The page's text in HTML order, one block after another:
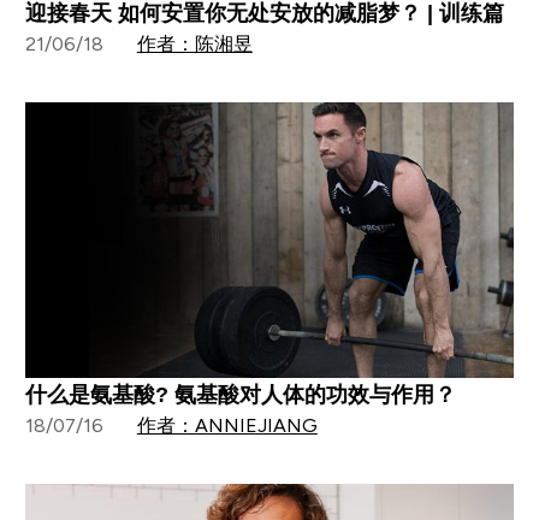
迎接春天 如何安置你无处安放的减脂梦？ | 训练篇
21/06/18 作者：陈湘昱
什么是氨基酸? 氨基酸对人体的功效与作用？
18/07/16 作者：ANNIEJIANG